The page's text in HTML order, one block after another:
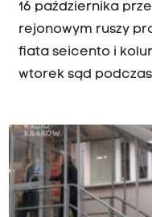
16 października
rejonowym ruszy
fiata seicento i
wtorek sąd
wypadku.
zamkniętymi
uczestniczył w nim
Pociej, a także